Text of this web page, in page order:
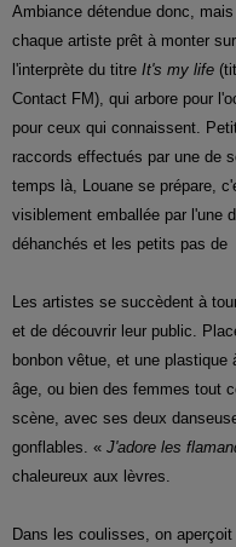
Ambiance détendue donc,
chaque artiste prêt à monter
l'interprète du titre It's my life
Contact FM), qui arbore pour
pour ceux qui connaissent.
raccords effectués par une de
temps là, Louane se prépare,
visiblement emballée par l'une
déhanchés et les petits pas de
Les artistes se succèdent à
et de découvrir leur public.
bonbon vêtue, et une
âge, ou bien des femmes tout
scène, avec ses deux
gonflables. « J'adore les
chaleureux aux lèvres.
Dans les coulisses, on